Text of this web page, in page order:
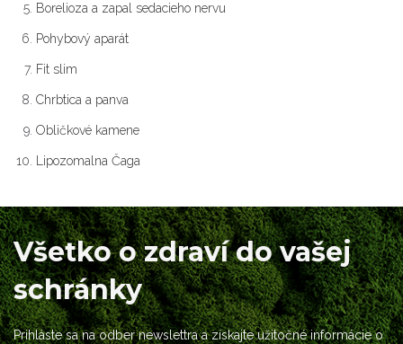
Borelioza a zapal sedacieho nervu
Pohybový aparát
Fit slim
Chrbtica a panva
Obličkové kamene
Lipozomalna Čaga
Všetko o zdraví do vašej
schránky
Prihláste sa na odber newslettra a získajte užitočné informácie o